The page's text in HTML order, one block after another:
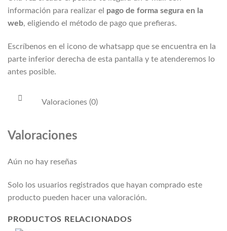
información para realizar el pago de forma segura en la
web, eligiendo el método de pago que prefieras.
Escríbenos en el icono de whatsapp que se encuentra en la
parte inferior derecha de esta pantalla y te atenderemos lo
antes posible.
Valoraciones (0)
Valoraciones
Aún no hay reseñas
Solo los usuarios registrados que hayan comprado este
producto pueden hacer una valoración.
PRODUCTOS RELACIONADOS